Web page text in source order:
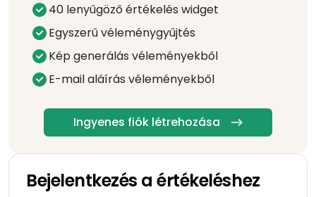
40 lenyűgöző értékelés widget
Egyszerű véleménygyűjtés
Kép generálás véleményekből
E-mail aláírás véleményekből
Ingyenes fiók létrehozása
Bejelentkezés a értékeléshez